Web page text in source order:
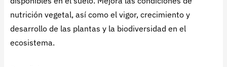
nutrición vegetal, así como el vigor, crecimiento y
desarrollo de las plantas y la biodiversidad en el
ecosistema.